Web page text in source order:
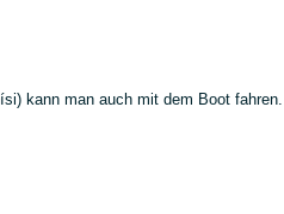
kann man auch mit dem Boot fahren.